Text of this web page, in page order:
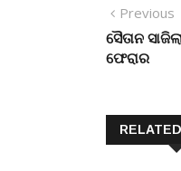
Post
Previous
ସୈତାନ
ଫେରାର